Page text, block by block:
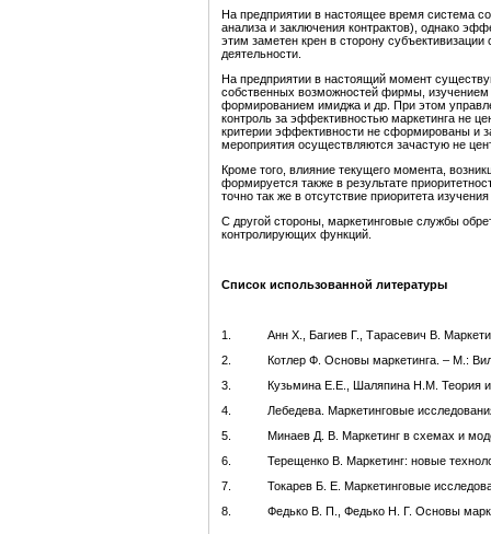
На предприятии в настоящее время система
анализа и заключения контрактов), однако
этим заметен крен в сторону
деятельности.
На предприятии в настоящий момент
собственных возможностей фирмы, изучением
формированием имиджа и др. При этом
контроль за эффективностью маркетинга не
критерии эффективности не сформированы и
мероприятия осуществляются зачастую не
Кроме того, влияние текущего момента,
формируется также в результате
точно так же в отсутствие приоритета
С другой стороны, маркетинговые службы
контролирующих функций.
Список использованной литературы
1. Анн Х., Багиев Г., Тарасевич В.
2. Котлер Ф. Основы маркетинга. – М.:
3. Кузьмина Е.Е., Шаляпина Н.М. Теория и
4. Лебедева. Маркетинговые
5. Минаев Д. В. Маркетинг в схемах и
6. Терещенко В. Маркетинг: новые
7. Токарев Б. Е. Маркетинговые
8. Федько В. П., Федько Н. Г. Основы